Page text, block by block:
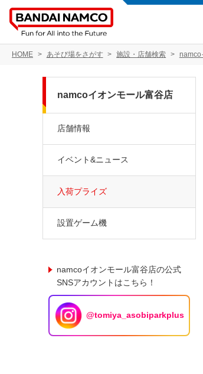
HOME あそび場をさがす 施設・店舗検索 namco
namcoイオンモール富谷店
店舗情報
イベント&ニュース
入荷プライズ
設置ゲーム機
namcoイオンモール富谷店の公式
SNSアカウントはこちら！
@tomiya_asobiparkplus